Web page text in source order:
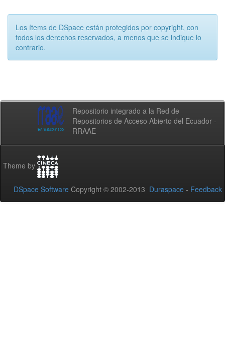
Los ítems de DSpace están protegidos por copyright, con
todos los derechos reservados, a menos que se indique lo
contrario.
Repositorio integrado a la Red de
Repositorios de Acceso Abierto del Ecuador -
RRAAE
Theme by
DSpace Software Copyright © 2002-2013 Duraspace - Feedback